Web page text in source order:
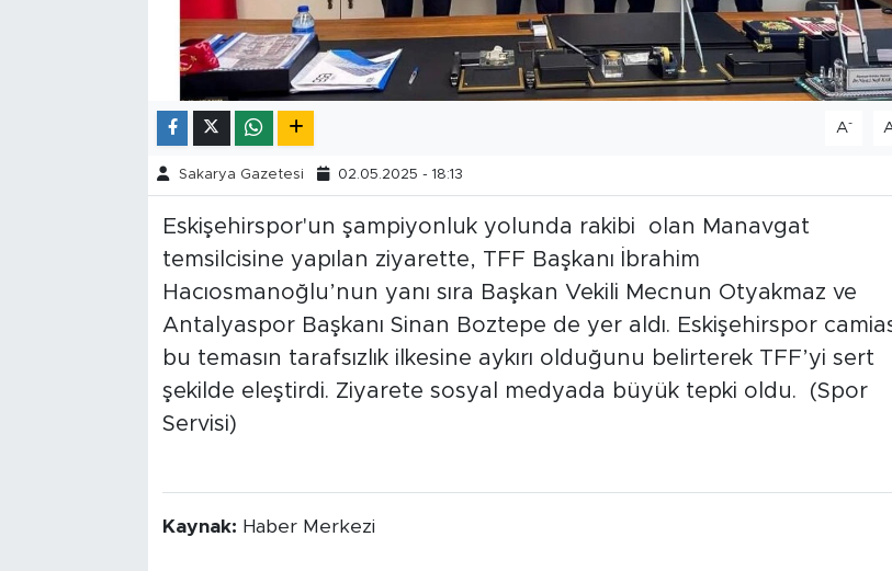
A-
Sakarya Gazetesi 02.05.2025 - 18:13
Eskişehirspor'un şampiyonluk yolunda rakibi olan Manavgat
temsilcisine yapılan ziyarette, TFF Başkanı İbrahim
Hacıosmanoğlu’nun yanı sıra Başkan Vekili Mecnun Otyakmaz ve
Antalyaspor Başkanı Sinan Boztepe de yer aldı. Eskişehirspor
bu temasın tarafsızlık ilkesine aykırı olduğunu belirterek TFF’yi sert
şekilde eleştirdi. Ziyarete sosyal medyada büyük tepki oldu. (Spor
Servisi)
Kaynak: Haber Merkezi